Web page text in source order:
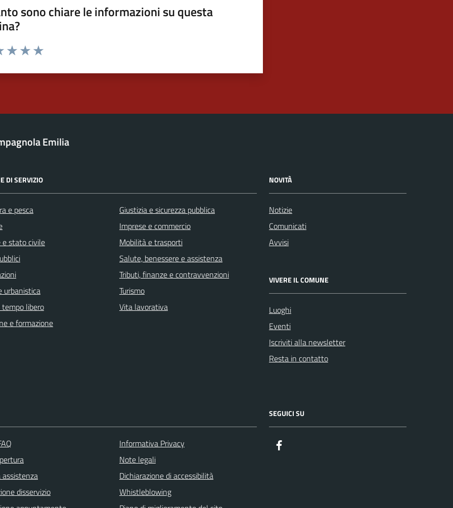
sono chiare le informazioni su questa
Emilia
DI SERVIZIO
e pesca
e stato civile
urbanistica
libero
e formazione
Giustizia e sicurezza pubblica
Imprese e commercio
Mobilità e trasporti
Salute, benessere e assistenza
Tributi, finanze e contravvenzioni
Turismo
Vita lavorativa
NOVITÀ
Notizie
Comunicati
Avvisi
VIVERE IL COMUNE
Luoghi
Eventi
Iscriviti alla newsletter
Resta in contatto
assistenza
disservizio
Informativa Privacy
Note legali
Dichiarazione di accessibilità
Whistleblowing
SEGUICI SU